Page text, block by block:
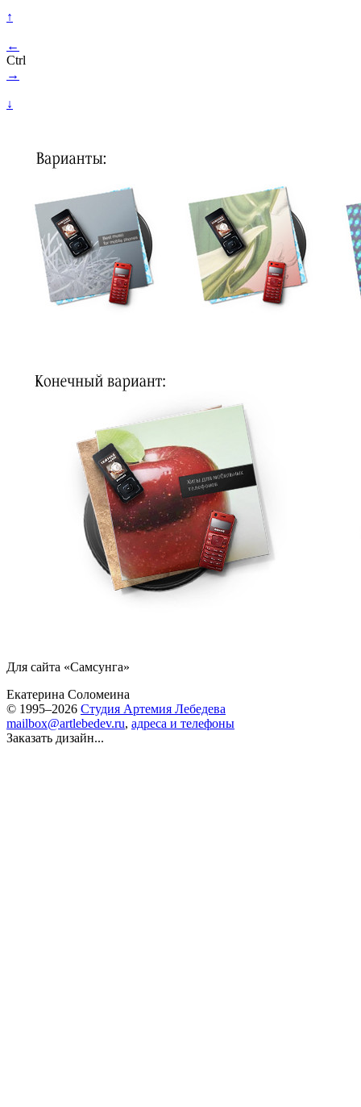
↑
←
Ctrl
→
↓
Для сайта «Самсунга»
Екатерина Соломеина
© 1995–2026 Студия Артемия Лебедева
mailbox@artlebedev.ru, адреса и телефоны
Заказать дизайн...